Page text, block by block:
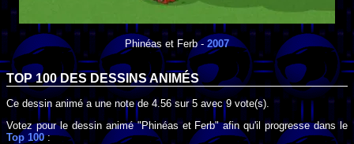
Phinéas et Ferb- 2007
TOP 100 DES DESSINS ANIMÉS
Ce dessin animé a une note de 4.56sur5 avec9 vote(s).
Votez pour le dessin animé "Phinéas et Ferb" afin qu'il progresse dans le
Top 100: